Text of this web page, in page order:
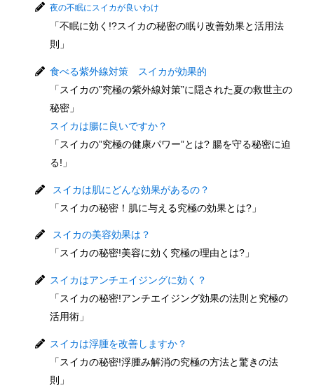
夜の不眠にスイカが良いわけ
「不眠に効く!?スイカの秘密の眠り改善効果と活用法
則」
食べる紫外線対策 スイカが効果的
「スイカの”究極の紫外線対策”に隠された夏の救世主の
秘密」
スイカは腸に良いですか？
「スイカの”究極の健康パワー”とは? 腸を守る秘密に迫
る!」
スイカは肌にどんな効果があるの？
「スイカの秘密！肌に与える究極の効果とは?」
スイカの美容効果は？
「スイカの秘密!美容に効く究極の理由とは?」
スイカはアンチエイジングに効く？
「スイカの秘密!アンチエイジング効果の法則と究極の
活用術」
スイカは浮腫を改善しますか？
「スイカの秘密!浮腫み解消の究極の方法と驚きの法
則」